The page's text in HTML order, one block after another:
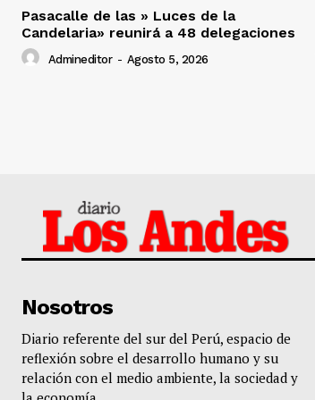
Pasacalle de las » Luces de la
Candelaria» reunirá a 48 delegaciones
Admineditor - Agosto 5, 2026
Nosotros
Diario referente del sur del Perú, espacio de
reflexión sobre el desarrollo humano y su
relación con el medio ambiente, la sociedad y